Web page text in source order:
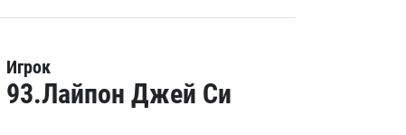
Игрок
93.Лайпон Джей Си